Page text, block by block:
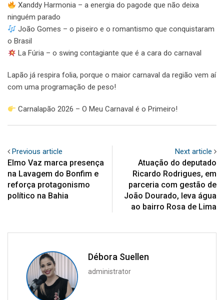
Xanddy Harmonia – a energia do pagode que não deixa
ninguém parado
João Gomes – o piseiro e o romantismo que conquistaram
o Brasil
La Fúria – o swing contagiante que é a cara do carnaval
Lapão já respira folia, porque o maior carnaval da região vem aí
com uma programação de peso!
Carnalapão 2026 – O Meu Carnaval é o Primeiro!
Previous article
Elmo Vaz marca presença
na Lavagem do Bonfim e
reforça protagonismo
político na Bahia
Next article
Atuação do deputado
Ricardo Rodrigues, em
parceria com gestão de
João Dourado, leva água
ao bairro Rosa de Lima
Débora Suellen
administrator